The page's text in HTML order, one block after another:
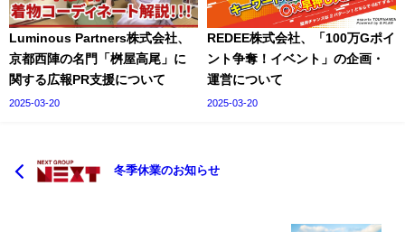
Luminous Partners株式会社、
京都西陣の名門「桝屋高尾」に
関する広報PR支援について
2025-03-20
REDEE株式会社、「100万Gポイ
ント争奪！イベント」の企画・
運営について
2025-03-20
冬季休業のお知らせ